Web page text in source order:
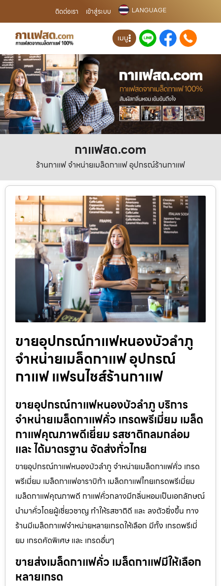
ติดต่อเรา เข้าสู่ระบบ LANGUAGE
เมนู
กาแฟสด.com
ร้านกาแฟ จำหน่ายเมล็ดกาแฟ อุปกรณ์ร้านกาแฟ
ขายอุปกรณ์กาแฟหนองบัวลำภู
จำหน่ายเมล็ดกาแฟ อุปกรณ์
กาแฟ แฟรนไชส์ร้านกาแฟ
ขายอุปกรณ์กาแฟหนองบัวลำภู บริการ
จำหน่ายเมล็ดกาแฟคั่ว เกรดพรีเมี่ยม เมล็ด
กาแฟคุณภาพดีเยี่ยม รสชาติกลมกล่อม
และ ได้มาตรฐาน จัดส่งทั่วไทย
ขายอุปกรณ์กาแฟหนองบัวลำภู จำหน่ายเมล็ดกาแฟคั่ว เกรด
พรีเมี่ยม เมล็ดกาแฟอาราบิก้า เมล็ดกาแฟไทยเกรดพรีเมี่ยม
เมล็ดกาแฟคุณภาพดี กาแฟคั่วกลางมีกลิ่นหอมเป็นเอกลักษณ์
นำมาคั่วโดยผู้เชี่ยวชาญ ทำให้รสชาติดี และ ลงตัวยิ่งขึ้น ทาง
ร้านมีเมล็ดกาแฟจำหน่ายหลายเกรดให้เลือก มีทั้ง เกรดพรีเมี่
ยม เกรดคัดพิเศษ และ เกรดอื่นๆ
ขายส่งเมล็ดกาแฟคั่ว เมล็ดกาแฟมีให้เลือก
หลายเกรด